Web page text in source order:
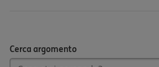
Cerca argomento
Cerca argomento